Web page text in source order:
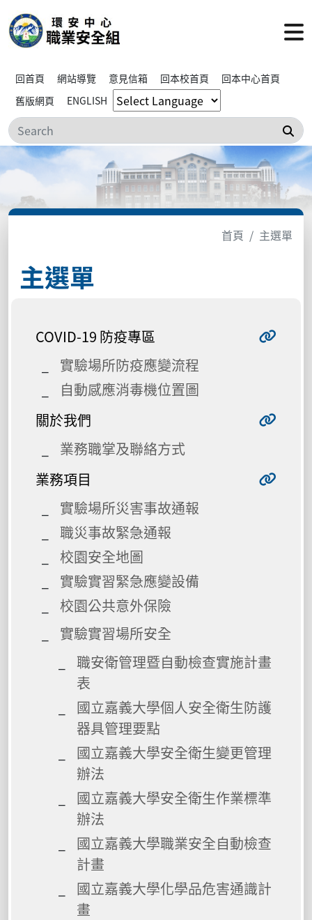
回首頁 網站導覽 意見信箱 回本校首頁
回本中心首頁
舊版網頁
ENGLISH
搜
首頁 主選單
主選單
COVID-19 防疫專區
實驗場所防疫應變流程
自動感應消毒機位置圖
關於我們
業務職掌及聯絡方式
業務項目
實驗場所災害事故通報
職災事故緊急通報
校園安全地圖
實驗實習緊急應變設備
校園公共意外保險
實驗實習場所安全
職安衛管理暨自動檢查實施計畫
表
國立嘉義大學個人安全衛生防護
器具管理要點
國立嘉義大學安全衛生變更管理
辦法
國立嘉義大學安全衛生作業標準
辦法
國立嘉義大學職業安全自動檢查
計畫
國立嘉義大學化學品危害通識計
畫